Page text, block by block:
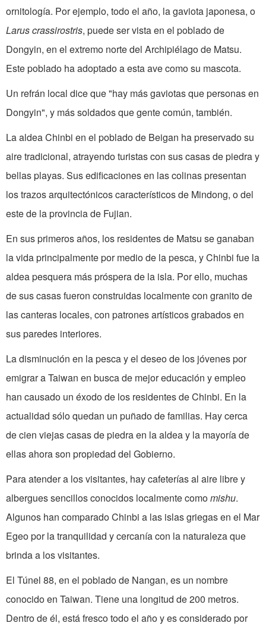
ornitología. Por ejemplo, todo el año, la gaviota japonesa, o
Larus crassirostris, puede ser vista en el poblado de
Dongyin, en el extremo norte del Archipiélago de Matsu.
Este poblado ha adoptado a esta ave como su mascota.
Un refrán local dice que "hay más gaviotas que personas en
Dongyin", y más soldados que gente común, también.
La aldea Chinbi en el poblado de Beigan ha preservado su
aire tradicional, atrayendo turistas con sus casas de piedra y
bellas playas. Sus edificaciones en las colinas presentan
los trazos arquitectónicos característicos de Mindong, o del
este de la provincia de Fujian.
En sus primeros años, los residentes de Matsu se ganaban
la vida principalmente por medio de la pesca, y Chinbi fue la
aldea pesquera más próspera de la isla. Por ello, muchas
de sus casas fueron construidas localmente con granito de
las canteras locales, con patrones artísticos grabados en
sus paredes interiores.
La disminución en la pesca y el deseo de los jóvenes por
emigrar a Taiwan en busca de mejor educación y empleo
han causado un éxodo de los residentes de Chinbi. En la
actualidad sólo quedan un puñado de familias. Hay cerca
de cien viejas casas de piedra en la aldea y la mayoría de
ellas ahora son propiedad del Gobierno.
Para atender a los visitantes, hay cafeterías al aire libre y
albergues sencillos conocidos localmente comomishu.
Algunos han comparado Chinbi a las islas griegas en el Mar
Egeo por la tranquilidad y cercanía con la naturaleza que
brinda a los visitantes.
El Túnel 88, en el poblado de Nangan, es un nombre
conocido en Taiwan. Tiene una longitud de 200 metros.
Dentro de él, está fresco todo el año y es considerado por